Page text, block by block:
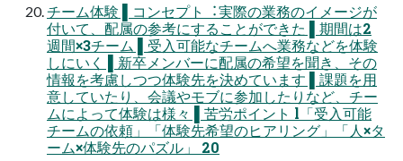
チーム体験 ▌コンセプト︓実際の業務のイメージが
付いて、配属の参考にすることができた ▌期間は2
週間×3チーム ▌受⼊可能なチームへ業務などを体験
しにいく ▌新卒メンバーに配属の希望を聞き、その
情報を考慮しつつ体験先を決めています ▌課題を⽤
意していたり、会議やモブに参加したりなど、チー
ムによって体験は様々 ▌苦労ポイント l「受⼊可能
チームの依頼」「体験先希望のヒアリング」「⼈×タ
ーム×体験先のパズル」 20